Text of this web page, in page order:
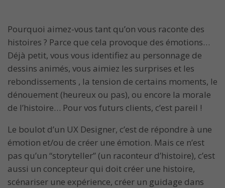
Pourquoi aimez-vous tant qu’on vous raconte des
histoires ? Parce que cela provoque des émotions…
Déjà petit, vous vous identifiez au personnage de
dessins animés, vous aimiez les surprises et les
rebondissements , la tension de certains moments, le
dénouement (heureux ou pas), ou encore la morale
de l’histoire… Pour vos futurs clients, c’est pareil !
Le boulot d’un UX Designer, c’est de répondre à une
émotion et/ou de créer une émotion. Mais ce n’est
pas qu’un “storyteller” (un raconteur d’histoire), c’est
aussi un concepteur qui doit créer une histoire,
scénariser une expérience, créer un guidage dans